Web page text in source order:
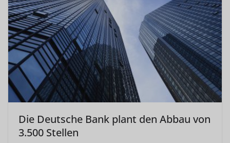
Die Deutsche Bank plant den Abbau von
3.500 Stellen